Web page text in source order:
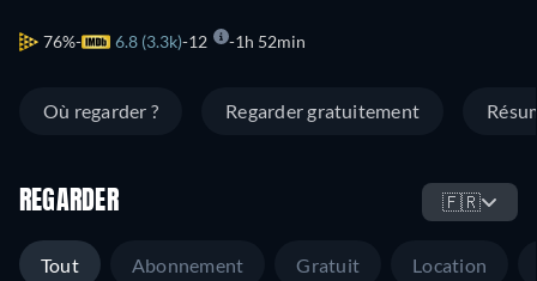
76% 6.8 (3.3k) 12 1h 52min
Où regarder ? Regarder gratuitement
REGARDER 🇫🇷
Tout Abonnement Gratuit Location